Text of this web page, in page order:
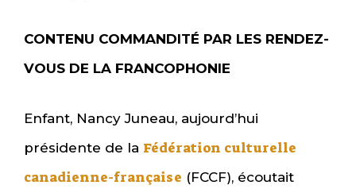
CONTENU COMMANDITÉ PAR LES RENDEZ-
VOUS DE LA FRANCOPHONIE
Enfant, Nancy Juneau, aujourd’hui
présidente de la Fédération culturelle
canadienne-française (FCCF), écoutait